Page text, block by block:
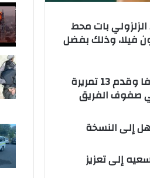
الزلزولي بات محط
فيلا، وذلك بفضل
وأوضحت الصحيفة أن الجناح المغربي، البالغ من العمر 24 سنة، الذي سجل 15 هدفا وقدم 13 تمريرة
في صفوف الفريق
إلى النسخة
إلى تعزيز